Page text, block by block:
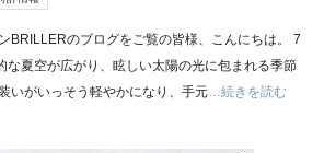
BRILLERのブログをご覧の皆様、こんにちは。 7
な夏空が広がり、眩しい太陽の光に包まれる季節
いがいっそう軽やかになり、手元…続きを読む